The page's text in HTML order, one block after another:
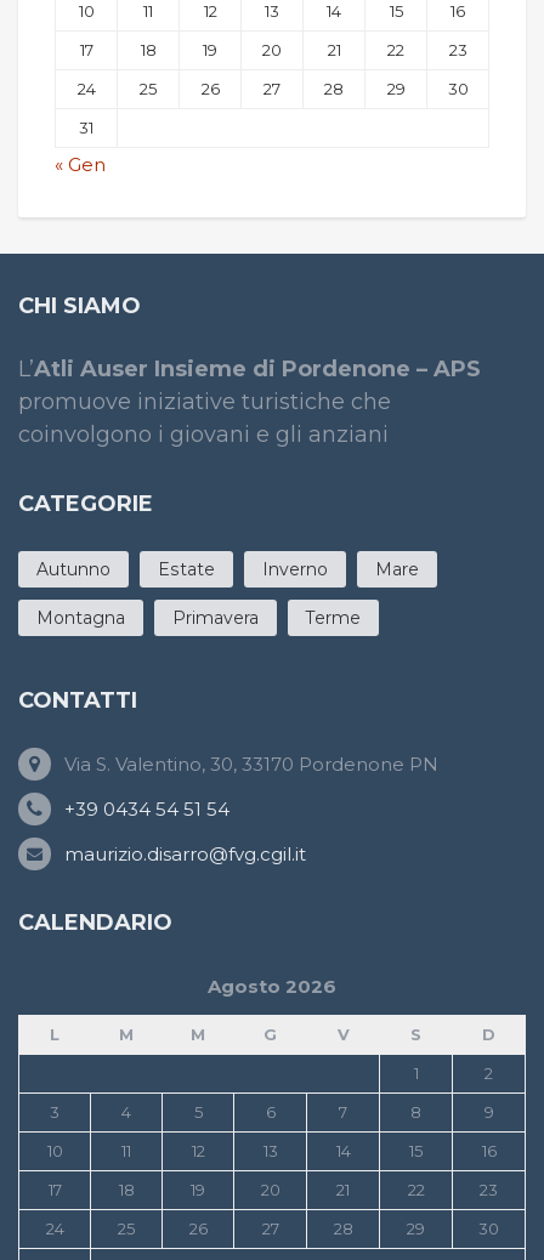
10
11 12 13 14 15
16
17
18 19 20 21 22
23
24
25 26 27 28 29
30
31
« Gen
CHI SIAMO
L’Atli Auser Insieme di Pordenone – APS
promuove iniziative turistiche che
coinvolgono i giovani e gli anziani
CATEGORIE
Autunno Estate Inverno Mare
Montagna Primavera Terme
CONTATTI
Via S. Valentino, 30, 33170 Pordenone PN
+39 0434 54 51 54
maurizio.disarro@fvg.cgil.it
CALENDARIO
Agosto 2026
L M M G V S
D
1
2
3
4 5 6 7 8
9
10
11 12 13 14 15
16
17
18 19 20 21 22
23
24
25 26 27 28 29
30